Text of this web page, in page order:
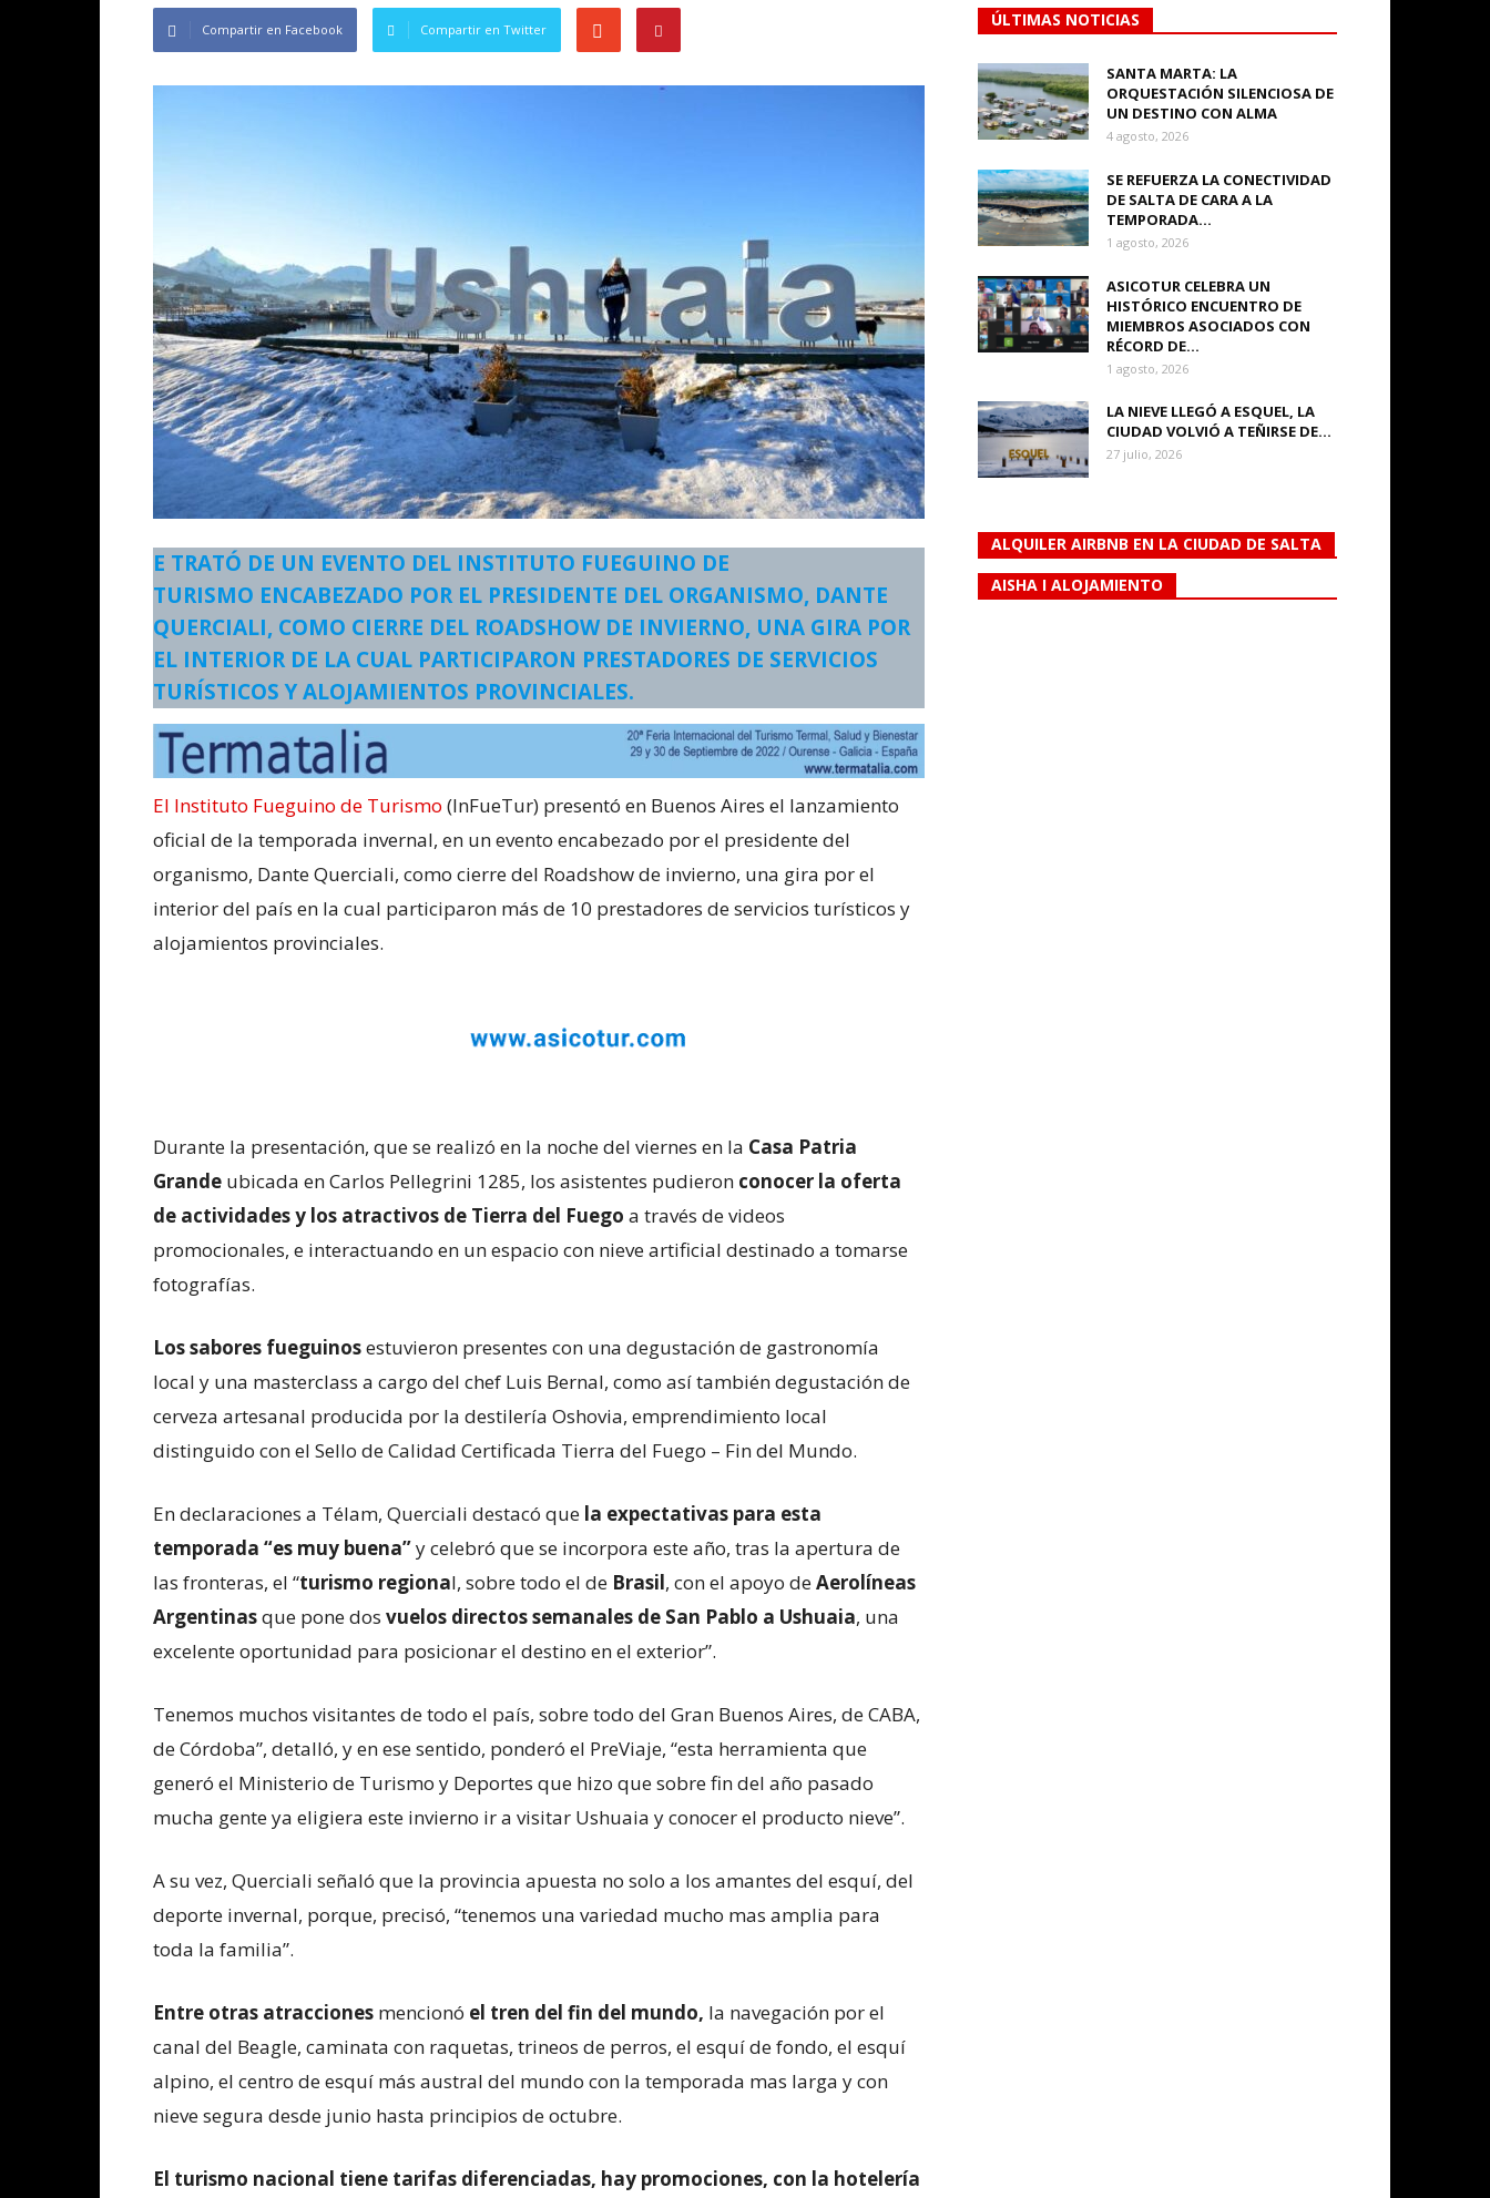
Compartir en Facebook Compartir en Twitter
E TRATÓ DE UN EVENTO DEL INSTITUTO FUEGUINO DE
TURISMO ENCABEZADO POR EL PRESIDENTE DEL ORGANISMO, DANTE
QUERCIALI, COMO CIERRE DEL ROADSHOW DE INVIERNO, UNA GIRA POR
EL INTERIOR DE LA CUAL PARTICIPARON PRESTADORES DE SERVICIOS
TURÍSTICOS Y ALOJAMIENTOS PROVINCIALES.
El Instituto Fueguino de Turismo (InFueTur) presentó en Buenos Aires el lanzamiento
oficial de la temporada invernal, en un evento encabezado por el presidente del
organismo, Dante Querciali, como cierre del Roadshow de invierno, una gira por el
interior del país en la cual participaron más de 10 prestadores de servicios turísticos y
alojamientos provinciales.
Durante la presentación, que se realizó en la noche del viernes en la Casa Patria
Grande ubicada en Carlos Pellegrini 1285, los asistentes pudieron conocer la oferta
de actividades y los atractivos de Tierra del Fuego a través de videos
promocionales, e interactuando en un espacio con nieve artificial destinado a tomarse
fotografías.
Los sabores fueguinosestuvieron presentes con una degustación de gastronomía
local y una masterclass a cargo del chef Luis Bernal, como así también degustación de
cerveza artesanal producida por la destilería Oshovia, emprendimiento local
distinguido con el Sello de Calidad Certificada Tierra del Fuego – Fin del Mundo.
En declaraciones a Télam, Querciali destacó que la expectativas para esta
temporada “es muy buena”y celebró que se incorpora este año, tras la apertura de
las fronteras, el “turismo regional, sobre todo el de Brasil, con el apoyo deAerolíneas
Argentinasque pone dos vuelos directos semanales de San Pablo a Ushuaia, una
excelente oportunidad para posicionar el destino en el exterior”.
Tenemos muchos visitantes de todo el país, sobre todo del Gran Buenos Aires, de CABA,
de Córdoba”, detalló, y en ese sentido, ponderó el PreViaje, “esta herramienta que
generó el Ministerio de Turismo y Deportes que hizo que sobre fin del año pasado
mucha gente ya eligiera este invierno ir a visitar Ushuaia y conocer el producto nieve”.
A su vez, Querciali señaló que la provincia apuesta no solo a los amantes del esquí, del
deporte invernal, porque, precisó, “tenemos una variedad mucho mas amplia para
toda la familia”.
Entre otras atracciones mencionó el tren del fin del mundo, la navegación por el
canal del Beagle, caminata con raquetas, trineos de perros, el esquí de fondo, el esquí
alpino, el centro de esquí más austral del mundo con la temporada mas larga y con
nieve segura desde junio hasta principios de octubre.
El turismo nacional tiene tarifas diferenciadas, hay promociones, con la hotelería
ÚLTIMAS NOTICIAS
SANTA MARTA: LA
ORQUESTACIÓN SILENCIOSA DE
UN DESTINO CON ALMA
4 agosto, 2026
SE REFUERZA LA CONECTIVIDAD
DE SALTA DE CARA A LA
TEMPORADA...
1 agosto, 2026
ASICOTUR CELEBRA UN
HISTÓRICO ENCUENTRO DE
MIEMBROS ASOCIADOS CON
RÉCORD DE...
1 agosto, 2026
LA NIEVE LLEGÓ A ESQUEL, LA
CIUDAD VOLVIÓ A TEÑIRSE DE...
27 julio, 2026
ALQUILER AIRBNB EN LA CIUDAD DE SALTA
AISHA I ALOJAMIENTO